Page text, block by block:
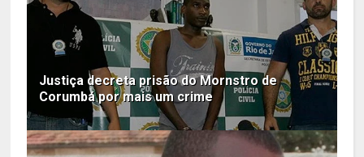
Justiça decreta prisão do Mornstro de
Corumbá por mais um crime